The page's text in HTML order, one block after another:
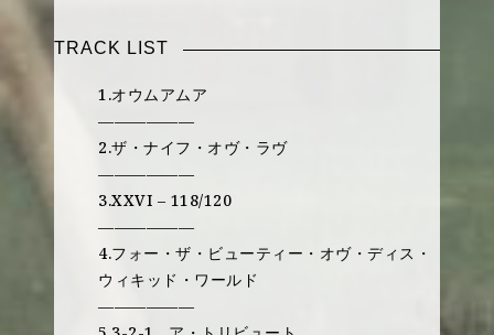
TRACK LIST
1.オウムアムア
——————
2.ザ・ナイフ・オヴ・ラヴ
——————
3.XXVI – 118/120
——————
4.フォー・ザ・ビューティー・オヴ・ディス・
ウィキッド・ワールド
——————